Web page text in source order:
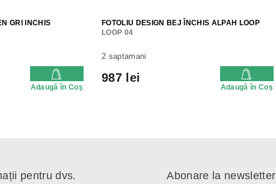
GRI INCHIS
Adaugă în Coş
FOTOLIU DESIGN BEJ ÎNCHIS ALPAH LOOP
LOOP 04
2 saptamani
987 lei
Adaugă în Coş
pentru dvs. Abonare la newsletter